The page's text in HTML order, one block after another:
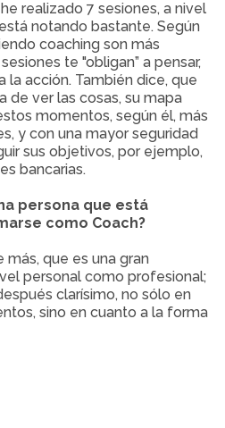
realizado 7 sesiones, a nivel
notando bastante. Según
coaching son más
te "obligan” a pensar,
la acción. También dice, que
de ver las cosas, su mapa
momentos, según él, más
y con una mayor seguridad
sus objetivos, por ejemplo,
bancarias.
persona que está
como Coach?
más, que es una gran
personal como profesional;
clarísimo, no sólo en
sino en cuanto a la forma